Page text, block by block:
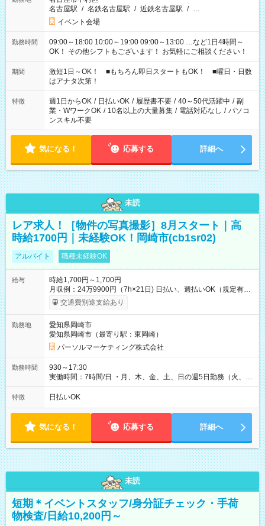
名古屋駅 / 名鉄名古屋駅 / 近鉄名古屋駅 / …
イベント会場
勤務時間
09:00～18:00 10:00～19:00 09:00～13:00 …など1日4時間～
OK！ その他シフトもございます！ お気軽にご相談ください！
期間
激短1日～OK！ ■もちろん即日スタートもOK！ ■曜日・日数
はアナタ次第！
特徴 週1日からOK / 日払いOK / 履歴書不要 / 40～50代活躍中 / 副
業・WワークOK / 10名以上の大量募集 / 電話対応なし / パソコ
ンスキル不要
気になる！ 応募する 詳細へ
未読
レア求人！［物件の写真撮影］8月スタート｜高
時給1700円｜未経験OK！岡崎市(cb1sr02)
アルバイト 職種未経験OK
給与
時給1,700円～1,700円
月収例：24万9900円（7h×21日) 日払い、週払いOK（規定有
り） 【試用期間】試用期間なし
交通費別途支給あり
勤務地
愛知県岡崎市
愛知県岡崎市（最寄り駅：東岡崎）
パーソルマーケティング株式会社
勤務時間
930～17:30
実働時間：7時間/日 ・月、木、金、土、日の週5日勤務（火、水
は固定休です／夏季、年末年始等、長期休暇有り！） ・ワンシ
フト！ 残業ほぼナシ（0～5h/月）
特徴 日払いOK
気になる！ 応募する 詳細へ
未読
短期＊イベントスタッフ/身分証チェック・手荷
物検査/日給10,200円～